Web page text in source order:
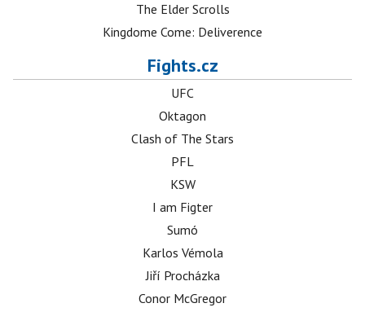
The Elder Scrolls
Kingdome Come: Deliverence
Fights.cz
UFC
Oktagon
Clash of The Stars
PFL
KSW
I am Figter
Sumó
Karlos Vémola
Jiří Procházka
Conor McGregor